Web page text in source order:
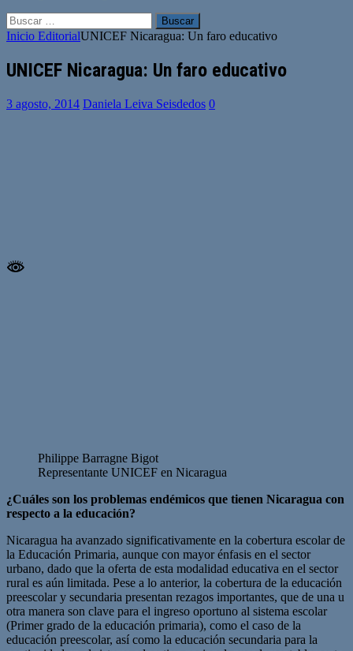
Buscar:
Inicio EditorialUNICEF Nicaragua: Un faro educativo
UNICEF Nicaragua: Un faro educativo
3 agosto, 2014 Daniela Leiva Seisdedos 0
Philippe Barragne Bigot
Representante UNICEF en Nicaragua
¿Cuáles son los problemas endémicos que tienen Nicaragua con
respecto a la educación?
Nicaragua ha avanzado significativamente en la cobertura escolar de
la Educación Primaria, aunque con mayor énfasis en el sector
urbano, dado que la oferta de esta modalidad educativa en el sector
rural es aún limitada. Pese a lo anterior, la cobertura de la educación
preescolar y secundaria presentan rezagos importantes, que de una u
otra manera son clave para el ingreso oportuno al sistema escolar
(Primer grado de la educación primaria), como el caso de la
educación preescolar, así como la educación secundaria para la